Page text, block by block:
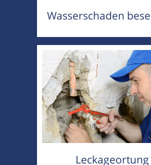
Wasserschaden
Leckageortung